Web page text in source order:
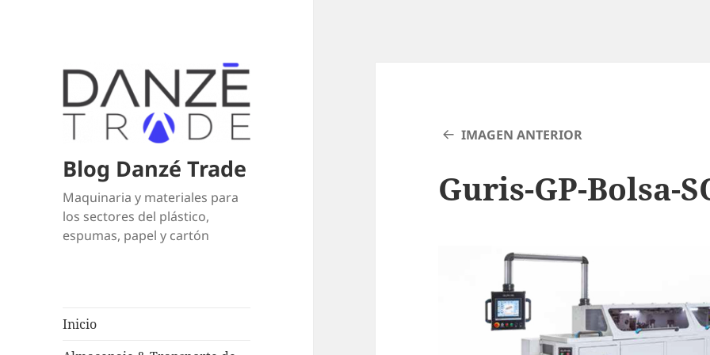
Blog Danzé Trade
Maquinaria y materiales para
los sectores del plástico,
espumas, papel y cartón
Inicio
IMAGEN ANTERIOR
Guris-GP-Bolsa-